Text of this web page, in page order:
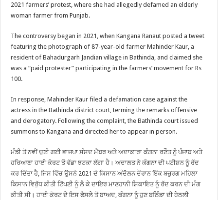
2021 farmers’ protest, where she had allegedly defamed an elderly
woman farmer from Punjab.
The controversy began in 2021, when Kangana Ranaut posted a tweet
featuring the photograph of 87-year-old farmer Mahinder Kaur, a
resident of Bahadurgarh Jandian village in Bathinda, and claimed she
was a “paid protester” participating in the farmers’ movement for Rs
100.
In response, Mahinder Kaur filed a defamation case against the
actress in the Bathinda district court, terming the remarks offensive
and derogatory. Following the complaint, the Bathinda court issued
summons to Kangana and directed her to appear in person.
ਮੰਡੀ ਤੋਂ ਨਵੀਂ ਚੁਣੀ ਗਈ ਭਾਜਪਾ ਸੰਸਦ ਮੈਂਬਰ ਅਤੇ ਅਦਾਕਾਰਾ ਕੰਗਨਾ ਰਣੌਤ ਨੂੰ ਪੰਜਾਬ ਅਤੇ
ਹਰਿਆਣਾ ਹਾਈ ਕੋਰਟ ਤੋਂ ਵੱਡਾ ਝਟਕਾ ਲੱਗਾ ਹੈ। ਅਦਾਲਤ ਨੇ ਕੰਗਨਾ ਦੀ ਪਟੀਸ਼ਨ ਨੂੰ ਰੱਦ
ਕਰ ਦਿੱਤਾ ਹੈ, ਜਿਸ ਵਿੱਚ ਉਸਨੇ 2021 ਦੇ ਕਿਸਾਨ ਅੰਦੋਲਨ ਦੌਰਾਨ ਇੱਕ ਬਜ਼ੁਰਗ ਮਹਿਲਾ
ਕਿਸਾਨ ਵਿਰੁੱਧ ਕੀਤੀ ਟਿੱਪਣੀ ਨੂੰ ਲੈ ਕੇ ਦਾਇਰ ਮਾਣਹਾਨੀ ਸ਼ਿਕਾਇਤ ਨੂੰ ਰੱਦ ਕਰਨ ਦੀ ਮੰਗ
ਕੀਤੀ ਸੀ। ਹਾਈ ਕੋਰਟ ਦੇ ਇਸ ਫੈਸਲੇ ਤੋਂ ਬਾਅਦ, ਕੰਗਨਾ ਨੂੰ ਹੁਣ ਬਠਿੰਡਾ ਦੀ ਹੇਠਲੀ